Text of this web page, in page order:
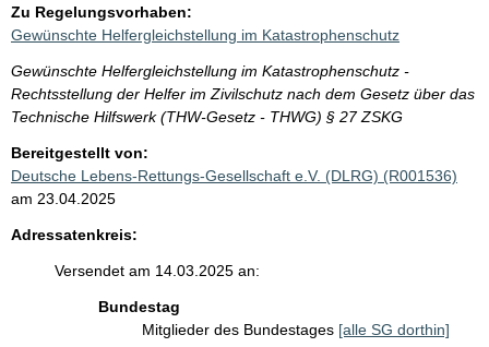
Zu Regelungsvorhaben:
Gewünschte Helfergleichstellung im Katastrophenschutz
Gewünschte Helfergleichstellung im Katastrophenschutz -
Rechtsstellung der Helfer im Zivilschutz nach dem Gesetz über das
Technische Hilfswerk (THW-Gesetz - THWG) § 27 ZSKG
Bereitgestellt von:
Deutsche Lebens-Rettungs-Gesellschaft e.V. (DLRG) (R001536)
am 23.04.2025
Adressatenkreis:
Versendet am 14.03.2025 an:
Bundestag
Mitglieder des Bundestages [alle SG dorthin]